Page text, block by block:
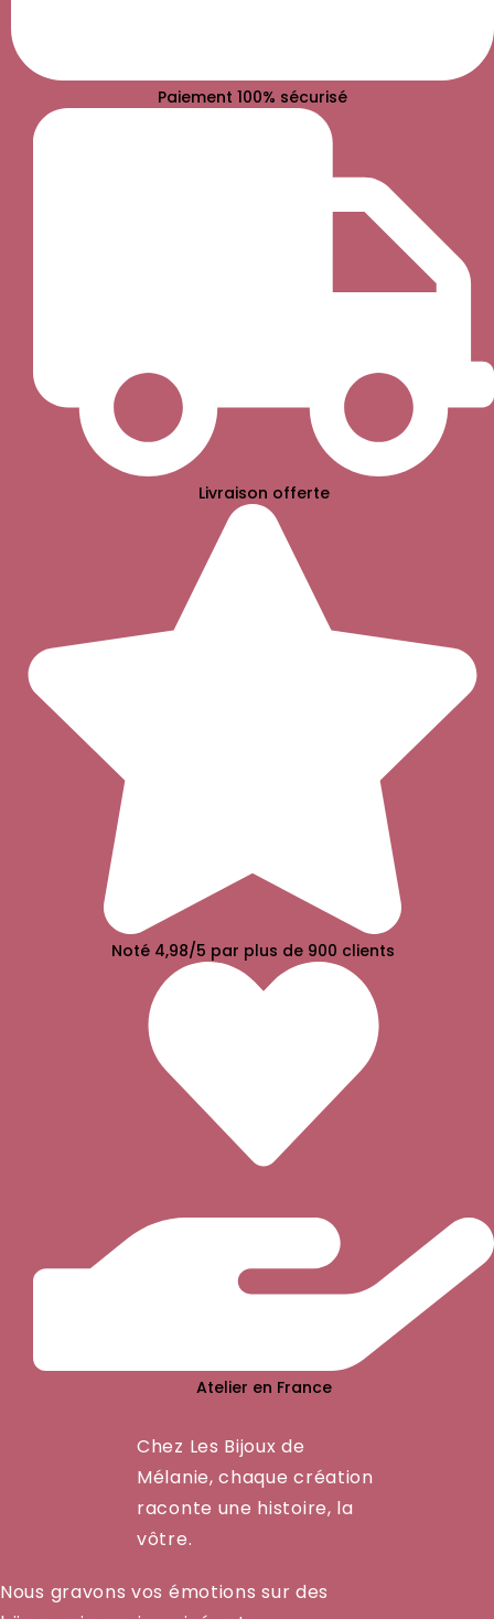
Paiement 100% sécurisé
Livraison offerte
Noté 4,98/5 par plus de 900 clients
Atelier en France
Chez Les Bijoux de
Mélanie, chaque création
raconte une histoire, la
vôtre.
Nous gravons vos émotions sur des